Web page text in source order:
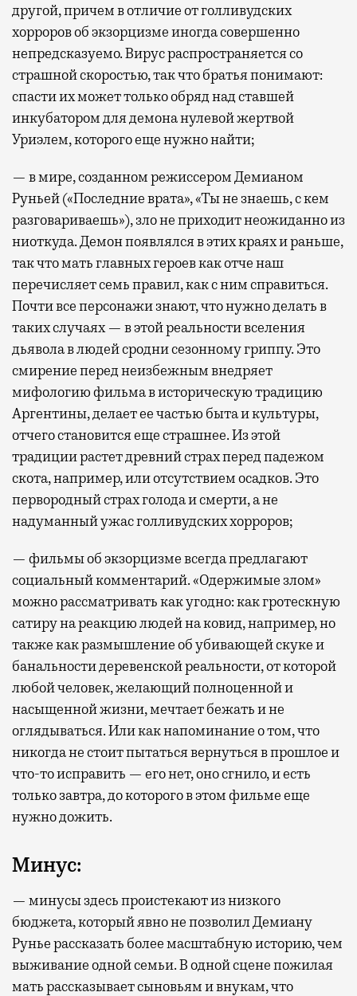
другой, причем в отличие от голливудских
хорроров об экзорцизме иногда совершенно
непредсказуемо. Вирус распространяется со
страшной скоростью, так что братья понимают:
спасти их может только обряд над ставшей
инкубатором для демона нулевой жертвой
Уриэлем, которого еще нужно найти;
— в мире, созданном режиссером Демианом
Руньей («Последние врата», «Ты не знаешь, с кем
разговариваешь»), зло не приходит неожиданно из
ниоткуда. Демон появлялся в этих краях и раньше,
так что мать главных героев как отче наш
перечисляет семь правил, как с ним справиться.
Почти все персонажи знают, что нужно делать в
таких случаях — в этой реальности вселения
дьявола в людей сродни сезонному гриппу. Это
смирение перед неизбежным внедряет
мифологию фильма в историческую традицию
Аргентины, делает ее частью быта и культуры,
отчего становится еще страшнее. Из этой
традиции растет древний страх перед падежом
скота, например, или отсутствием осадков. Это
первородный страх голода и смерти, а не
надуманный ужас голливудских хорроров;
— фильмы об экзорцизме всегда предлагают
социальный комментарий. «Одержимые злом»
можно рассматривать как угодно: как гротескную
сатиру на реакцию людей на ковид, например, но
также как размышление об убивающей скуке и
банальности деревенской реальности, от которой
любой человек, желающий полноценной и
насыщенной жизни, мечтает бежать и не
оглядываться. Или как напоминание о том, что
никогда не стоит пытаться вернуться в прошлое и
что-то исправить — его нет, оно сгнило, и есть
только завтра, до которого в этом фильме еще
нужно дожить.
Минус:
— минусы здесь проистекают из низкого
бюджета, который явно не позволил Демиану
Рунье рассказать более масштабную историю, чем
выживание одной семьи. В одной сцене пожилая
мать рассказывает сыновьям и внукам, что